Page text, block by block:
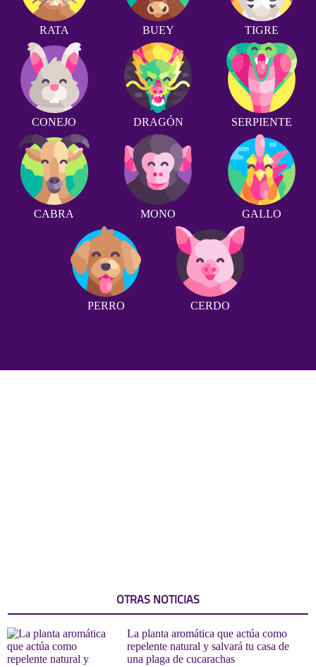
RATA BUEY TIGRE
CONEJO DRAGÓN SERPIENTE
CABRA MONO GALLO
PERRO CERDO
OTRAS NOTICIAS
La planta aromática que actúa como
repelente natural y salvará tu casa de
una plaga de cucarachas